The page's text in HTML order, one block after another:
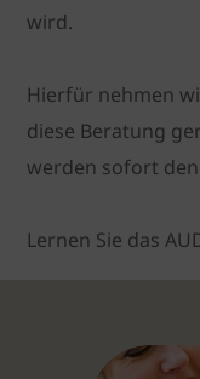
wird.
Hierfür nehmen
diese Beratung
werden sofort
Lernen Sie das